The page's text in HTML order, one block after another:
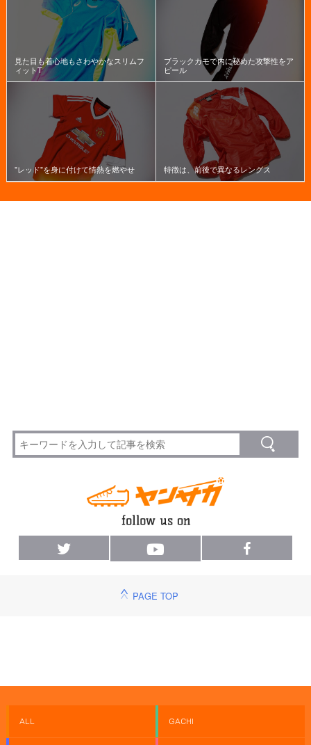
見た目も着心地もさわやかなスリムフ
ィットT
ブラックカモで内に秘めた攻撃性をア
ピール
"レッド"を身に付けて情熱を燃やせ 特徴は、前後で異なるレングス
PAGE TOP
ALL GACHI